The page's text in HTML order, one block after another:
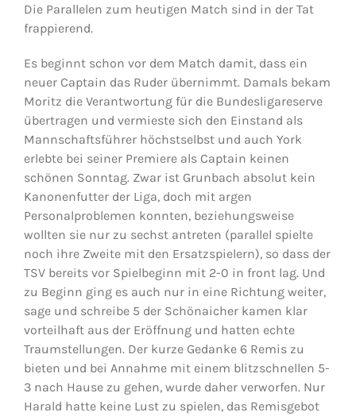
Die Parallelen zum heutigen Match sind in der Tat
frappierend.
Es beginnt schon vor dem Match damit, dass ein
neuer Captain das Ruder übernimmt. Damals bekam
Moritz die Verantwortung für die Bundesligareserve
übertragen und vermieste sich den Einstand als
Mannschaftsführer höchstselbst und auch York
erlebte bei seiner Premiere als Captain keinen
schönen Sonntag. Zwar ist Grunbach absolut kein
Kanonenfutter der Liga, doch mit argen
Personalproblemen konnten, beziehungsweise
wollten sie nur zu sechst antreten (parallel spielte
noch ihre Zweite mit den Ersatzspielern), so dass der
TSV bereits vor Spielbeginn mit 2-0 in front lag. Und
zu Beginn ging es auch nur in eine Richtung weiter,
sage und schreibe 5 der Schönaicher kamen klar
vorteilhaft aus der Eröffnung und hatten echte
Traumstellungen. Der kurze Gedanke 6 Remis zu
bieten und bei Annahme mit einem blitzschnellen 5-
3 nach Hause zu gehen, wurde daher verworfen. Nur
Harald hatte keine Lust zu spielen, das Remisgebot